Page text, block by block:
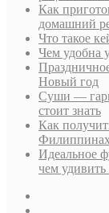
Как
домашний
Что такое
Чем удобна
Новый год
Суши —
стоит знать
Как
Идеальное
чем удивить